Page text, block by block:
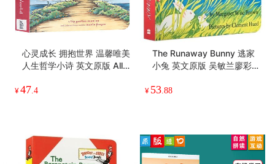
心灵成长 拥抱世界 温馨唯美
人生哲学小诗 英文原版 All t
纽约时报2009年童书插画奖
¥47 .4
The Runaway Bunny 逃家
小兔 英文原版 吴敏兰廖彩杏
月亮 儿童启蒙阅读图画书 温
¥ 53 .88